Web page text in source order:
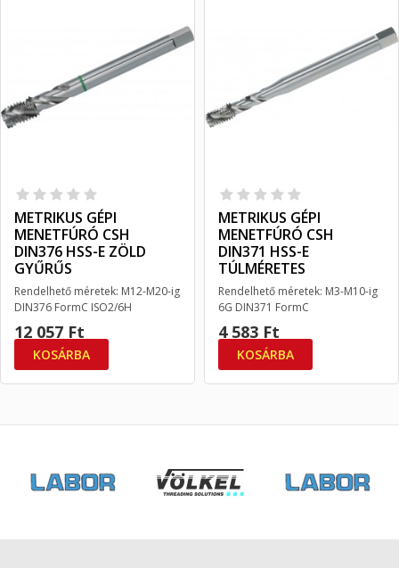
METRIKUS GÉPI
MENETFÚRÓ CSH
DIN376 HSS-E ZÖLD
GYŰRŰS
Rendelhető méretek: M12-M20-ig
DIN376 FormC ISO2/6H
12 057 Ft
KOSÁRBA
METRIKUS GÉPI
MENETFÚRÓ CSH
DIN371 HSS-E
TÚLMÉRETES
Rendelhető méretek: M3-M10-ig
6G DIN371 FormC
4 583 Ft
KOSÁRBA